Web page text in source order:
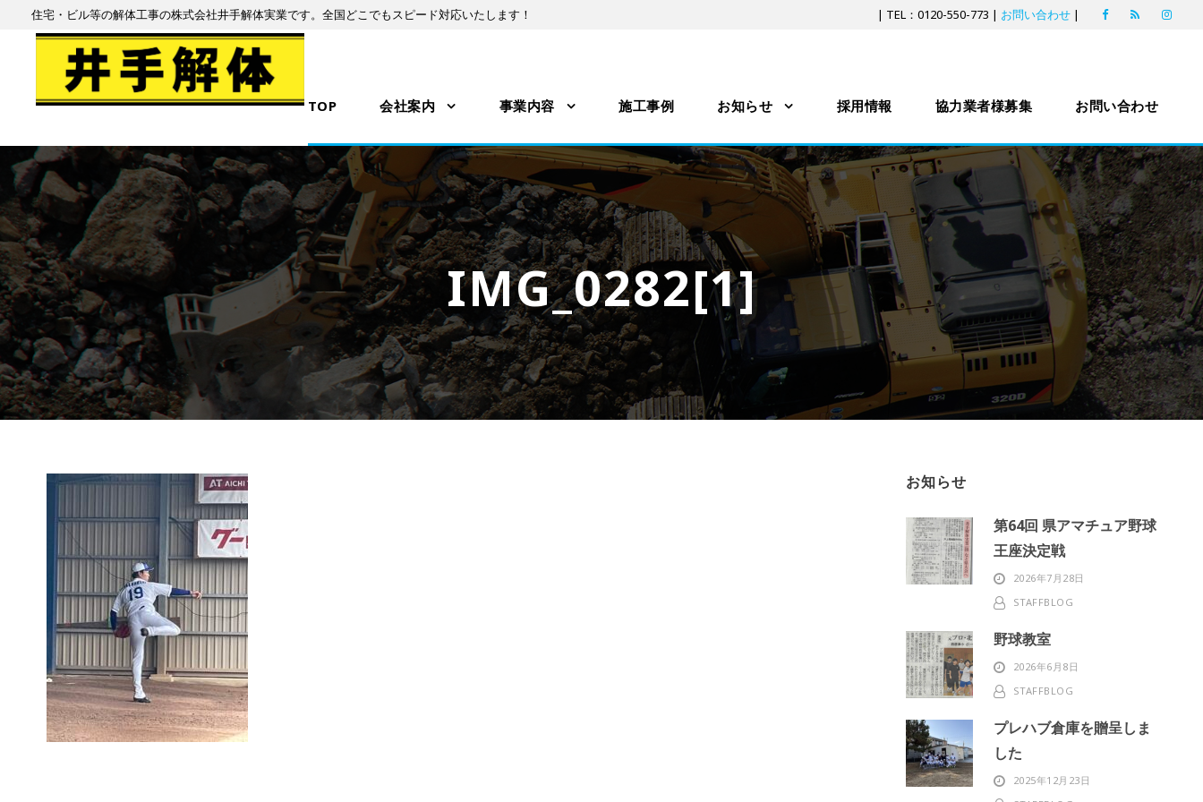
住宅・ビル等の解体工事の株式会社井手解体実業です。全国どこでもスピード対応いたします！ | TEL：0120-550-773 | お問い合わせ |
TOP 会社案内 事業内容 施工事例 お知らせ 採用情報 協力業者様募集 お問い合わせ
IMG_0282[1]
お知らせ
第64回 県アマチュア野球
王座決定戦
2026年7月28日
STAFFBLOG
野球教室
2026年6月8日
STAFFBLOG
プレハブ倉庫を贈呈しま
した
2025年12月23日